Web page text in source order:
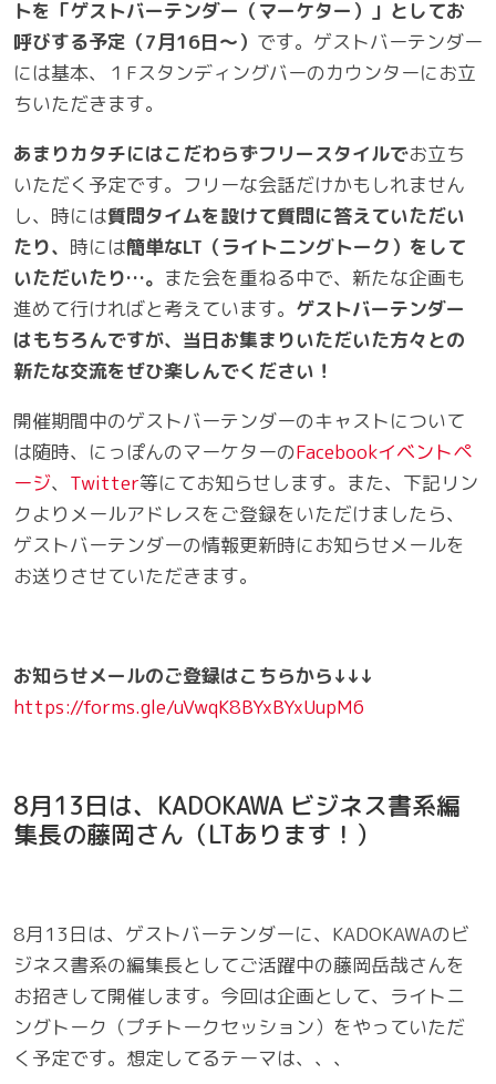
トを「ゲストバーテンダー（マーケター）」としてお
呼びする予定（7月16日～） です。ゲストバーテンダー
には基本、１Fスタンディングバーのカウンターにお立
ちいただきます。
あまりカタチにはこだわらずフリースタイルでお立ち
いただく予定です。フリーな会話だけかもしれません
し、時には質問タイムを設けて質問に答えていただい
たり、 時には簡単なLT（ライトニングトーク）をして
いただいたり…。 また会を重ねる中で、新たな企画も
進めて行ければと考えています。 ゲストバーテンダー
はもちろんですが、当日お集まりいただいた方々との
新たな交流をぜひ楽しんでください！
開催期間中のゲストバーテンダーのキャストについて
は随時、にっぽんのマーケターのFacebookイベントペ
ージ、 Twitter等にてお知らせします。また、下記リン
クよりメールアドレスをご登録をいただけましたら、
ゲストバーテンダーの情報更新時にお知らせメールを
お送りさせていただきます。
お知らせメールのご登録はこちらから↓↓↓
https://forms.gle/uVwqK8BYxBYxUupM6
8月13日は、KADOKAWA ビジネス書系編
集長の藤岡さん（LTあります！）
8月13日は、ゲストバーテンダーに、KADOKAWAのビ
ジネス書系の編集長としてご活躍中の藤岡岳哉さんを
お招きして開催します。今回は企画として、ライトニ
ングトーク（プチトークセッション）をやっていただ
く予定です。想定してるテーマは、、、